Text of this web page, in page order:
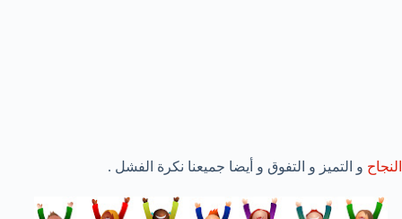
النجاح و التميز و التفوق و أيضا جميعنا نكرة الفشل .